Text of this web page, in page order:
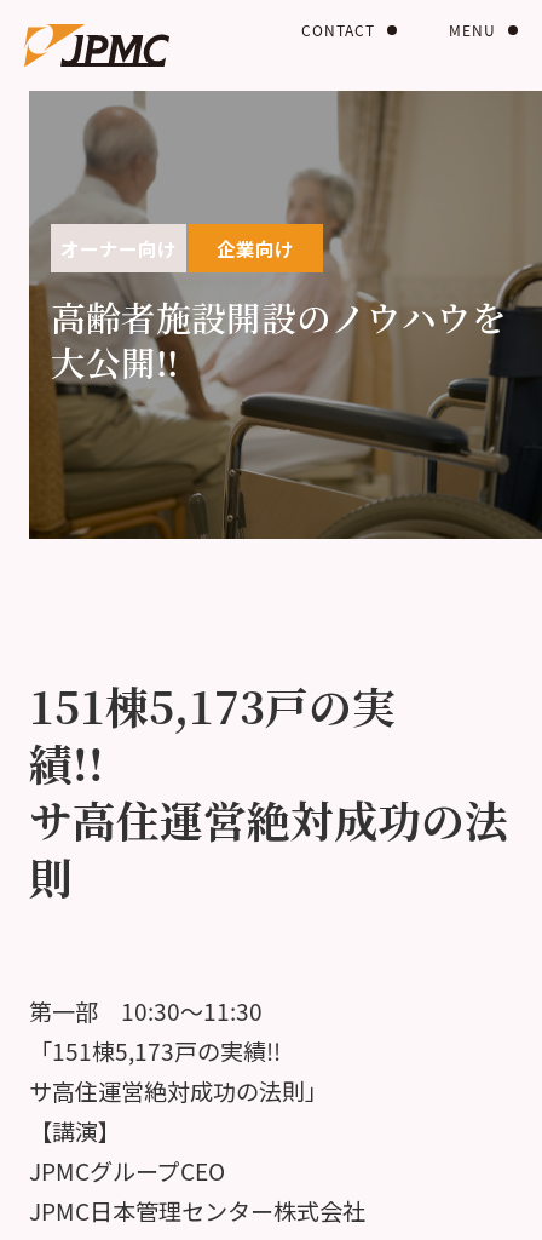
MENU
CONTACT
オーナー向け 企業向け
高齢者施設開設のノウハウを
大公開!!
151棟5,173戸の実
績!!
サ高住運営絶対成功の法
則
第一部 10:30～11:30
「151棟5,173戸の実績!!
サ高住運営絶対成功の法則」
【講演】
JPMCグループCEO
JPMC日本管理センター株式会社